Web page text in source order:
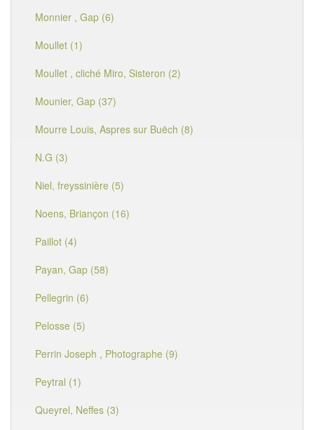
Monnier , Gap (6)
Moullet (1)
Moullet , cliché Miro, Sisteron (2)
Mounier, Gap (37)
Mourre Louis, Aspres sur Buëch (8)
N.G (3)
Niel, freyssinière (5)
Noens, Briançon (16)
Paillot (4)
Payan, Gap (58)
Pellegrin (6)
Pelosse (5)
Perrin Joseph , Photographe (9)
Peytral (1)
Queyrel, Neffes (3)